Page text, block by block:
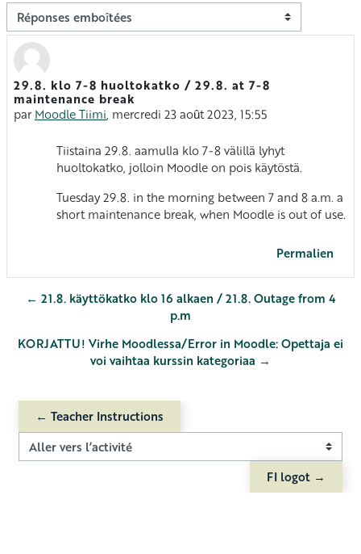
Type d’affichage
29.8. klo 7-8 huoltokatko / 29.8. at 7-8
maintenance break
par Moodle Tiimi, mercredi 23 août 2023, 15:55
Nombre de réponses : 0
Tiistaina 29.8. aamulla klo 7-8 välillä lyhyt
huoltokatko, jolloin Moodle on pois käytöstä.
Tuesday 29.8. in the morning between 7 and 8 a.m. a
short maintenance break, when Moodle is out of use.
Permalien
← 21.8. käyttökatko klo 16 alkaen / 21.8. Outage from 4
p.m
KORJATTU! Virhe Moodlessa/Error in Moodle: Opettaja ei
voi vaihtaa kurssin kategoriaa →
← Teacher Instructions
Aller vers l’activité
FI logot →